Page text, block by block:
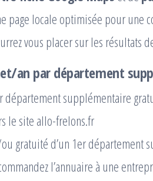
page locale optimisée pour une
vous placer sur les résultats
an par département
département supplémentaire
le site allo-frelons.fr
gratuité d’un 1er département
l’annuaire à une